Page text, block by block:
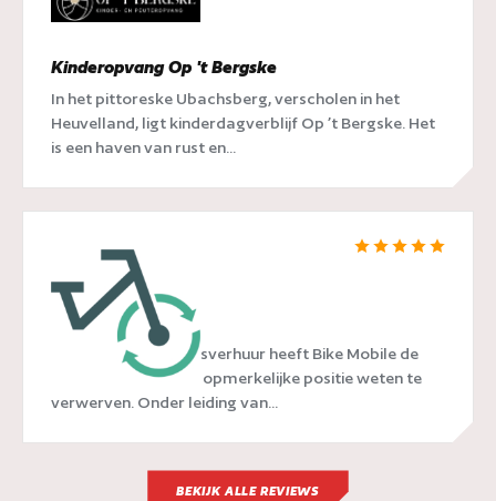
Kinderopvang Op 't Bergske
In het pittoreske Ubachsberg, verscholen in het
Heuvelland, ligt kinderdagverblijf Op ’t Bergske. Het
is een haven van rust en...
Bike Mobile
In de wereld van fietsverhuur heeft Bike Mobile de
afgelopen jaren een opmerkelijke positie weten te
verwerven. Onder leiding van...
BEKIJK ALLE REVIEWS